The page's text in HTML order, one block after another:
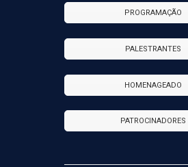
PROGRAMAÇÃO
PALESTRANTES
HOMENAGEADO
PATROCINADORES